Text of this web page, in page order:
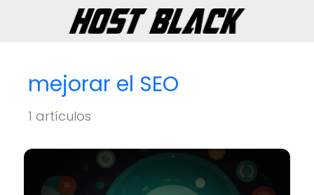
mejorar el SEO
1 artículos